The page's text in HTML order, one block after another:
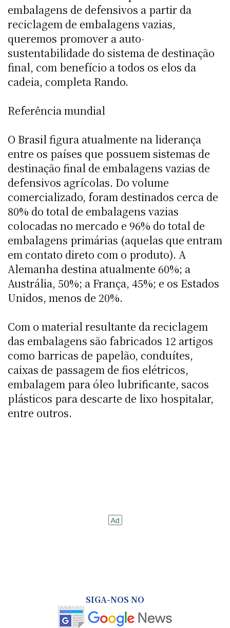
embalagens de defensivos a partir da
reciclagem de embalagens vazias,
queremos promover a auto-
sustentabilidade do sistema de destinação
final, com benefício a todos os elos da
cadeia, completa Rando.
Referência mundial
O Brasil figura atualmente na liderança
entre os países que possuem sistemas de
destinação final de embalagens vazias de
defensivos agrícolas. Do volume
comercializado, foram destinados cerca de
80% do total de embalagens vazias
colocadas no mercado e 96% do total de
embalagens primárias (aquelas que entram
em contato direto com o produto). A
Alemanha destina atualmente 60%; a
Austrália, 50%; a França, 45%; e os Estados
Unidos, menos de 20%.
Com o material resultante da reciclagem
das embalagens são fabricados 12 artigos
como barricas de papelão, conduítes,
caixas de passagem de fios elétricos,
embalagem para óleo lubrificante, sacos
plásticos para descarte de lixo hospitalar,
entre outros.
SIGA-NOS NO